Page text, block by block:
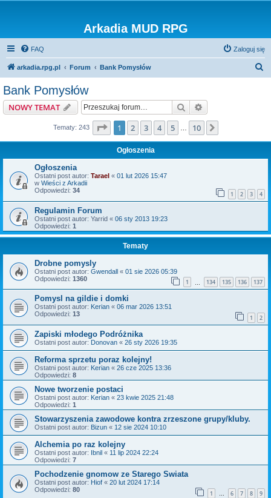
Arkadia MUD RPG
FAQ Zaloguj się
arkadia.rpg.pl Forum Bank Pomysłów
Bank Pomysłów
NOWY TEMAT Szukaj
Tematy: 243 Strona1 z10
1 2 3 4 5 10
Ogłoszenia
Ogłoszenia
Ostatni post autor: Tarael « 01 lut 2026 15:47
w Wieści z Arkadii
Odpowiedzi: 34 1 2 3 4
Regulamin Forum
Ostatni post autor: Yarrid « 06 sty 2013 19:23
Odpowiedzi: 1
Tematy
Drobne pomysly
Ostatni post autor: Gwendall « 01 sie 2026 05:39
Odpowiedzi: 1360 1 134 135 136 137
Pomysl na gildie i domki
Ostatni post autor: Kerian « 06 mar 2026 13:51
Odpowiedzi: 13 1 2
Zapiski młodego Podróżnika
Ostatni post autor: Donovan « 26 sty 2026 19:35
Reforma sprzetu poraz kolejny!
Ostatni post autor: Kerian « 26 cze 2025 13:36
Odpowiedzi: 8
Nowe tworzenie postaci
Ostatni post autor: Kerian « 23 kwie 2025 21:48
Odpowiedzi: 1
Stowarzyszenia zawodowe kontra zrzeszone grupy/kluby.
Ostatni post autor: Bizun « 12 sie 2024 10:10
Alchemia po raz kolejny
Ostatni post autor: Ibnil « 11 lip 2024 22:24
Odpowiedzi: 7
Pochodzenie gnomow ze Starego Swiata
Ostatni post autor: Hiof « 20 lut 2024 17:14
Odpowiedzi: 80 1 … 6 7 8 9